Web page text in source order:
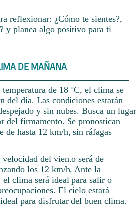
reflexionar: ¿Cómo te sientes?,
y planea algo positivo para ti
DE MAÑANA
de 18 °C, el clima se
del día. Las condiciones estarán
y sin nubes. Busca un lugar
del firmamento. Se pronostican
de hasta 12 km/h, sin ráfagas
del viento será de
los 12 km/h. Ante la
el clima será ideal para salir o
El cielo estará
para disfrutar del buen clima.